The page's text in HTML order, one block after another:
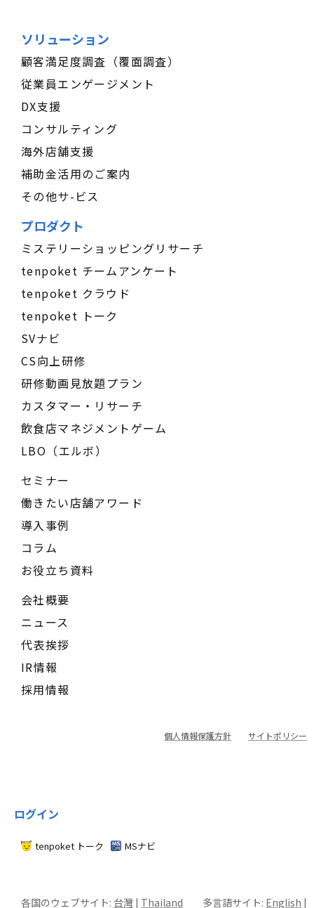
ソリューション
顧客満足度調査（覆面調査）
従業員エンゲージメント
DX支援
コンサルティング
海外店舗支援
補助金活用のご案内
その他サ-ビス
プロダクト
ミステリーショッピングリサーチ
tenpoket チームアンケート
tenpoket クラウド
tenpoket トーク
SVナビ
CS向上研修
研修動画見放題プラン
カスタマー・リサーチ
飲食店マネジメントゲーム
LBO（エルボ）
セミナー
働きたい店舗アワード
導入事例
コラム
お役立ち資料
会社概要
ニュース
代表挨拶
IR情報
採用情報
個人情報保護方針 サイトポリシー
ログイン
tenpoket トーク MSナビ
各国のウェブサイト: 台灣 | Thailand 多言語サイト: English |